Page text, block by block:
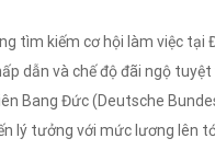
tìm kiếm cơ hội làm việc tại
dẫn và chế độ đãi ngộ tuyệt
Bang Đức (Deutsche
lý tưởng với mức lương lên